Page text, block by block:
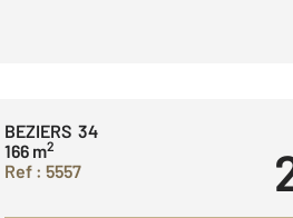
BEZIERS 34
166 m2
Ref : 5557